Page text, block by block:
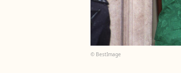
© BestImage